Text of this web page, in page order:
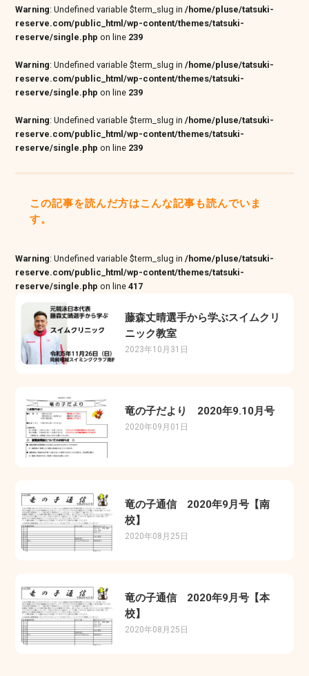
Warning: Undefined variable $term_slug in/home/pluse/tatsuki-
reserve.com/public_html/wp-content/themes/tatsuki-
reserve/single.php on line 239
Warning: Undefined variable $term_slug in/home/pluse/tatsuki-
reserve.com/public_html/wp-content/themes/tatsuki-
reserve/single.php on line 239
Warning: Undefined variable $term_slug in/home/pluse/tatsuki-
reserve.com/public_html/wp-content/themes/tatsuki-
reserve/single.php on line 239
この記事を読んだ方はこんな記事も読んでいま
す。
Warning: Undefined variable $term_slug in/home/pluse/tatsuki-
reserve.com/public_html/wp-content/themes/tatsuki-
reserve/single.php on line417
藤森丈晴選手から学ぶスイムクリ
ニック教室
2023年10月31日
竜の子だより 2020年9.10月号
2020年09月01日
竜の子通信 2020年9月号【南
校】
2020年08月25日
竜の子通信 2020年9月号【本
校】
2020年08月25日